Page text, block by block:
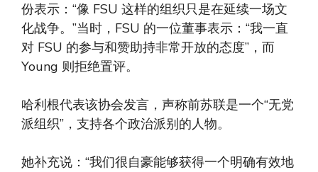
份表示：“像 FSU 这样的组织只是在延续一场文
化战争。”当时，FSU 的一位董事表示：“我一直
对 FSU 的参与和赞助持非常开放的态度”，而
Young 则拒绝置评。
哈利根代表该协会发言，声称前苏联是一个“无党
派组织”，支持各个政治派别的人物。
她补充说：“我们很自豪能够获得一个明确有效地